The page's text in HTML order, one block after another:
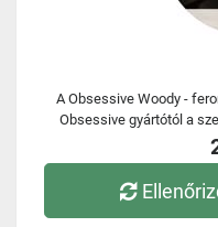
A Obsessive Woody -
Obsessive gyártótól a